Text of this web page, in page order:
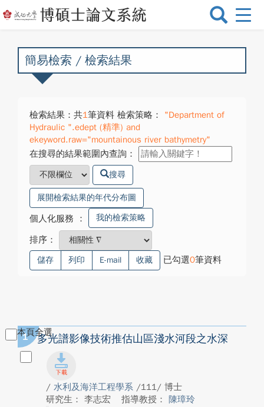
選
換
簡易檢索 / 檢索結果
檢索結果：共1筆資料 檢索策略：
"Department of
Hydraulic ".edept (精準) and
ekeyword.raw="mountainous river bathymetry"
在搜尋的結果範圍內查詢：
搜尋
展開檢索結果的年代分布圖
個人化服務 ： 我的檢索策略
排序：
儲存 列印 E-mail 收藏 已勾選0筆資料
本頁全選
1 多光譜影像技術推估山區淺水河段之水深
/ 水利及海洋工程學系 /111/ 博士
研究生： 李志宏
指導教授： 陳璋玲